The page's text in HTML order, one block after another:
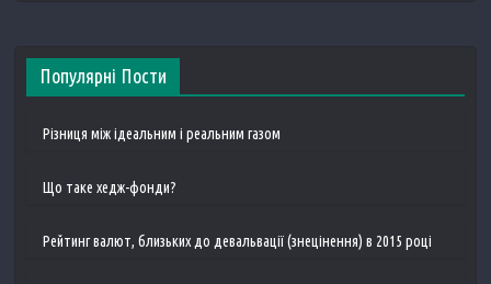
Популярні Пости
Різниця між ідеальним і реальним газом
Що таке хедж-фонди?
Рейтинг валют, близьких до девальвації (знецінення) в 2015 році